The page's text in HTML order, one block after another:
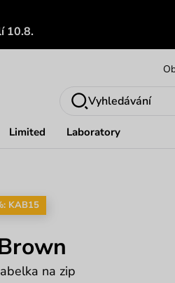
10.8.
Limited Laboratory
Vyhledávání
KAB15
na zip